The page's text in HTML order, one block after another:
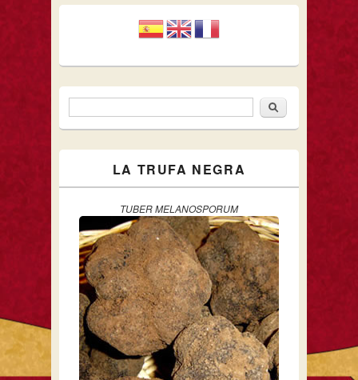
Formulario de búsquedaBuscar
LA TRUFA NEGRA
TUBER MELANOSPORUM